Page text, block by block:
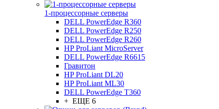
1-процессорные серверы
DELL PowerEdge R360
DELL PowerEdge R250
DELL PowerEdge R260
HP ProLiant MicroServer
DELL PowerEdge R6615
Гравитон
HP ProLiant DL20
HP ProLiant ML30
DELL PowerEdge T360
+ ЕЩЕ 6